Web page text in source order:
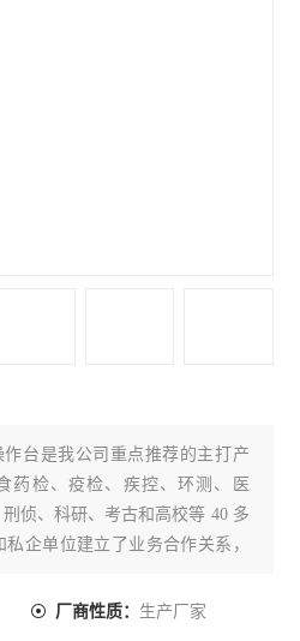
台是我公司重点推荐的主打产
药检、疫检、疾控、环测、医
侦、科研、考古和高校等 40 多
企单位建⽴了业务合作关系，
厂商性质： 生产厂家